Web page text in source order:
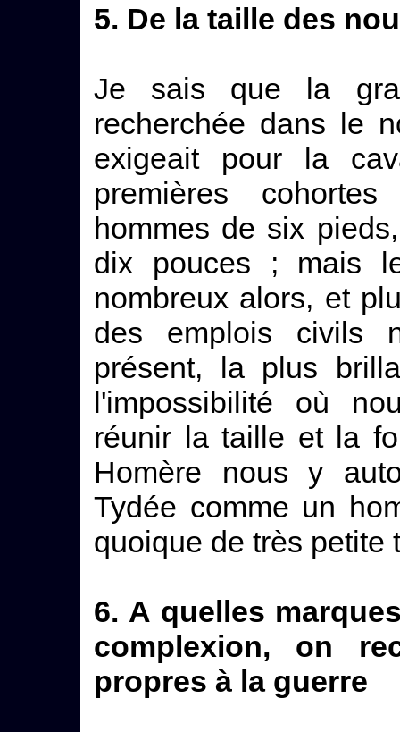
5. De la taille des
Je sais que la
recherchée dans le
exigeait pour la
premières
hommes de six
dix pouces ; mais
nombreux alors, et
des emplois civils
présent, la plus
l'impossibilité où
réunir la taille et la
Homère nous y
Tydée comme un
quoique de très petite
6. A quelles
complexion, on
propres à la guerre